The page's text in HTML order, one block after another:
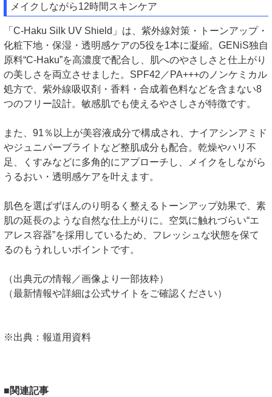
メイクしながら12時間スキンケア
「C-Haku Silk UV Shield」は、紫外線対策・トーンアップ・
化粧下地・保湿・透明感ケアの5役を1本に凝縮。GENiS独自
原料“C-Haku”を高濃度で配合し、肌へのやさしさと仕上がり
の美しさを両立させました。SPF42／PA+++のノンケミカル
処方で、紫外線吸収剤・香料・合成着色料などを含まない8
つのフリー設計。敏感肌でも使えるやさしさが特徴です。
また、91％以上が美容液成分で構成され、ナイアシンアミド
やジュニパーブライトなど整肌成分も配合。乾燥やハリ不
足、くすみなどに多角的にアプローチし、メイクをしながら
うるおい・透明感ケアを叶えます。
肌色を選ばずほんのり明るく整えるトーンアップ効果で、素
肌の延長のような自然な仕上がりに。空気に触れづらい“エ
アレス容器”を採用しているため、フレッシュな状態を保て
るのもうれしいポイントです。
（出典元の情報／画像より一部抜粋）
（最新情報や詳細は公式サイトをご確認ください）
※出典：報道用資料
■関連記事